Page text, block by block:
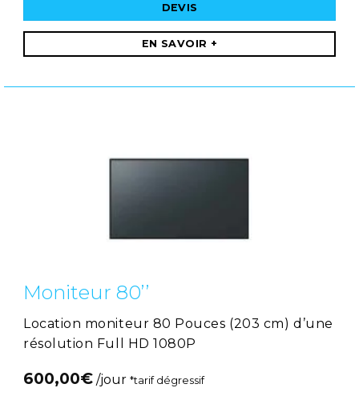
DEVIS
EN SAVOIR +
Moniteur 80’’
Location moniteur 80 Pouces (203 cm) d’une
résolution Full HD 1080P
600,00€ /jour *tarif dégressif